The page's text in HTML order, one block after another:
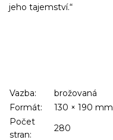
jeho tajemství.“
Vazba:
brožovaná
Formát:
130 × 190 mm
Počet
stran:
280